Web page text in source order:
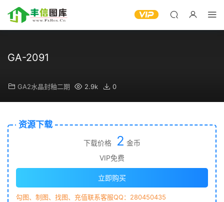
GA-2091
GA2水晶封釉二期 2.9k 0
资源下载
下载价格 2 金币
VIP免费
立即购买
勾图、制图、找图、充值联系客服QQ：280450435